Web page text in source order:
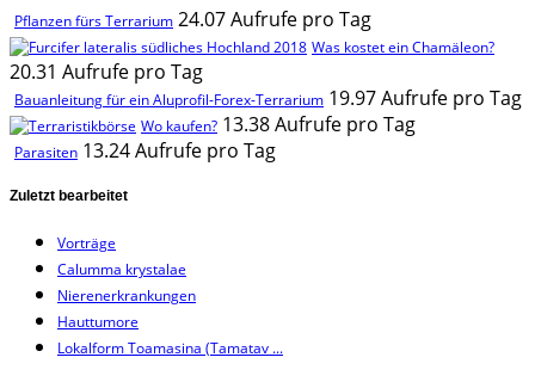
Pflanzen fürs Terrarium 24.07 Aufrufe pro Tag
Was kostet ein Chamäleon?
20.31 Aufrufe pro Tag
Bauanleitung für ein Aluprofil-Forex-Terrarium 19.97 Aufrufe pro Tag
Wo kaufen? 13.38 Aufrufe pro Tag
Parasiten 13.24 Aufrufe pro Tag
Zuletzt bearbeitet
Vorträge
Calumma krystalae
Nierenerkrankungen
Hauttumore
Lokalform Toamasina (Tamatav ...